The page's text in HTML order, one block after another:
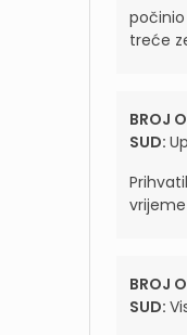
počinio
treće
BROJ
SUD:
BROJ
SUD: